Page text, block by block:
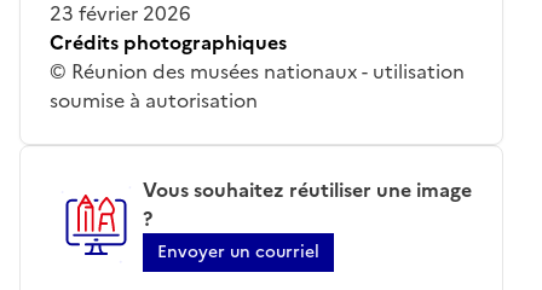
23 février 2026
Crédits photographiques
© Réunion des musées nationaux - utilisation
soumise à autorisation
Vous souhaitez réutiliser une image
?
Envoyer un courriel